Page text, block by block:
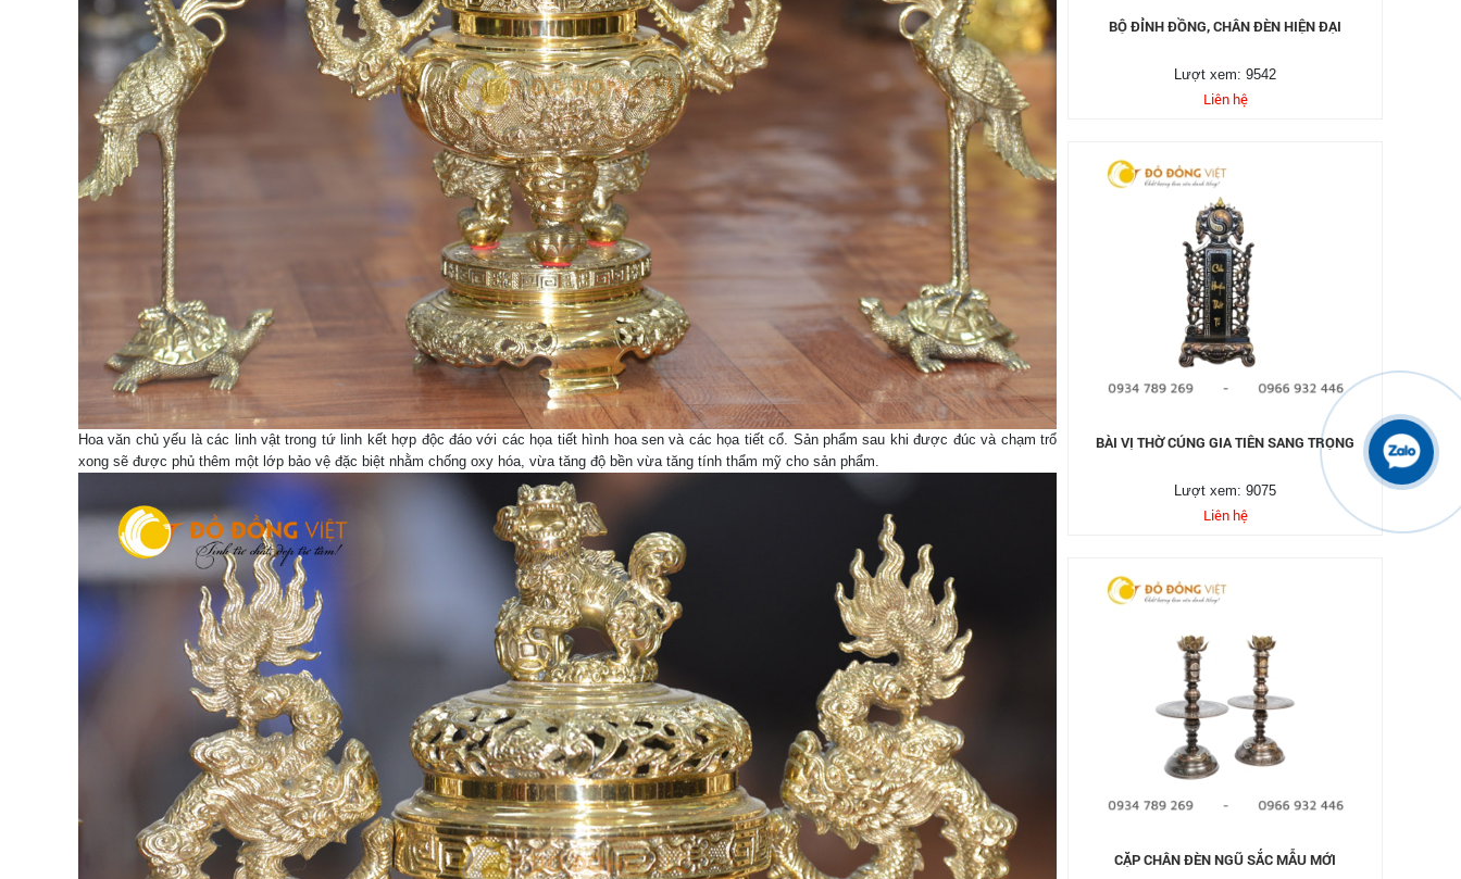
Hoa văn chủ yếu là các linh vật trong tứ linh kết hợp độc đáo với các họa tiết hình hoa sen và các họa tiết cổ. Sản phẩm sau khi được đúc và chạm trổ
xong sẽ được phủ thêm một lớp bảo vệ đặc biệt nhằm chống oxy hóa, vừa tăng độ bền vừa tăng tính thẩm mỹ cho sản phẩm.
BỘ ĐỈNH ĐỒNG, CHÂN ĐÈN HIỆN ĐẠI
Lượt xem: 9542
Liên hệ
BÀI VỊ THỜ CÚNG GIA TIÊN SANG TRỌNG
Lượt xem: 9075
Liên hệ
CẶP CHÂN ĐÈN NGŨ SẮC MẪU MỚI